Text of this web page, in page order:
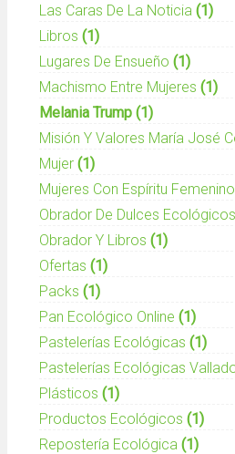
Las Caras De La Noticia (1)
Libros (1)
Lugares De Ensueño (1)
Machismo Entre Mujeres (1)
Melania Trump (1)
Misión Y Valores María José
Mujer (1)
Mujeres Con Espíritu
Obrador De Dulces
Obrador Y Libros (1)
Ofertas (1)
Packs (1)
Pan Ecológico Online (1)
Pastelerías Ecológicas (1)
Pastelerías Ecológicas
Plásticos (1)
Productos Ecológicos (1)
Repostería Ecológica (1)